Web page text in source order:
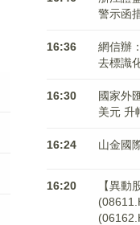
警示函
16:36
網信辦
去標識
16:30
國家外
美元 升
16:24 山金國
16:20
【異動